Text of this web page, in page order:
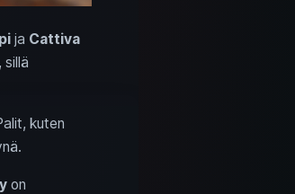
ja Cattiva
sillä
kuten
on